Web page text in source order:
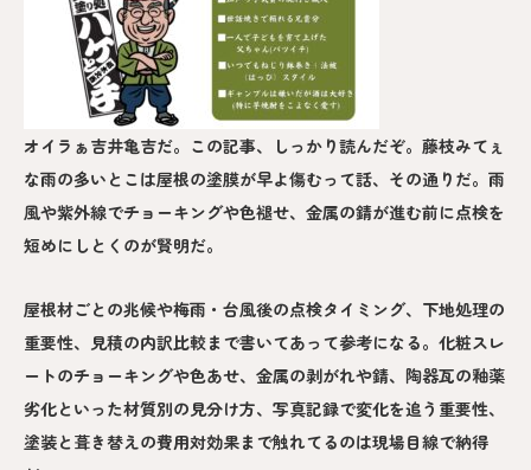
オイラぁ吉井亀吉だ。この記事、しっかり読んだぞ。藤枝みてぇ
な雨の多いとこは屋根の塗膜が早よ傷むって話、その通りだ。雨
風や紫外線でチョーキングや色褪せ、金属の錆が進む前に点検を
短めにしとくのが賢明だ。
屋根材ごとの兆候や梅雨・台風後の点検タイミング、下地処理の
重要性、見積の内訳比較まで書いてあって参考になる。化粧スレ
ートのチョーキングや色あせ、金属の剥がれや錆、陶器瓦の釉薬
劣化といった材質別の見分け方、写真記録で変化を追う重要性、
塗装と葺き替えの費用対効果まで触れてるのは現場目線で納得